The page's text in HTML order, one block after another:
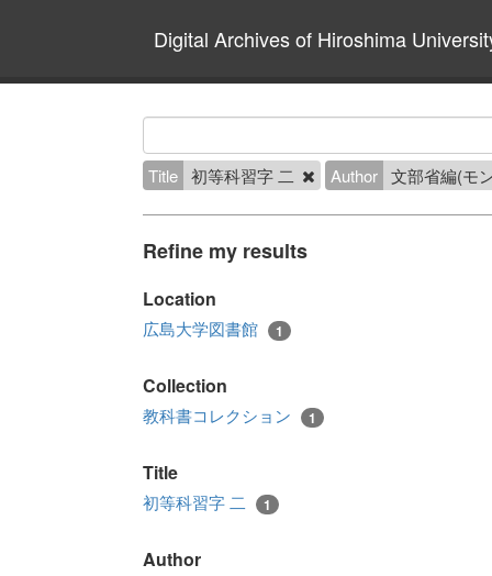
Digital Archives of Hiroshima
Title 初等科習字 二 Author 文部省編(モ
Refine my results
Location
広島大学図書館 1
Collection
教科書コレクション 1
Title
初等科習字 二 1
Author